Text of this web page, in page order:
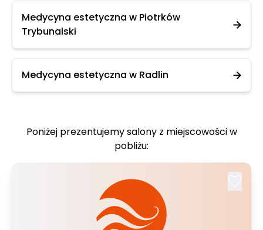
Medycyna estetyczna w Piotrków
Trybunalski
Medycyna estetyczna w Radlin
Poniżej prezentujemy salony z miejscowości w
pobliżu: